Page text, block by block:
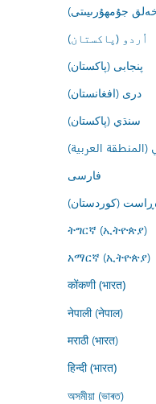
جۇمھۇرىيىتى)
اُردو (پاکستان)
پنجابی (پاکستان)
درى (افغانستان)
سنڌي (پاکستان)
(المنطقة العربية)
فارسى
(کوردستان)
ትግርኛ (ኢትዮጵያ)
አማርኛ (ኢትዮጵያ)
कोंकणी (भारत)
नेपाली (नेपाल)
मराठी (भारत)
हिन्दी (भारत)
অসমীয়া (ভাৰত)